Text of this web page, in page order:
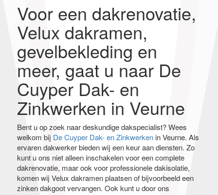
Voor een dakrenovatie,
Velux dakramen,
gevelbekleding en
meer, gaat u naar De
Cuyper Dak- en
Zinkwerken in Veurne
Bent u op zoek naar deskundige dakspecialist? Wees
welkom bij De Cuyper Dak- en Zinkwerken in Veurne. Als
ervaren dakwerker bieden wij een keur aan diensten. Zo
kunt u ons niet alleen inschakelen voor een complete
dakrenovatie, maar ook voor professionele dakisolatie,
komen wij Velux dakramen plaatsen of bijvoorbeeld een
zinken dakgoot vervangen. Ook kunt u door ons